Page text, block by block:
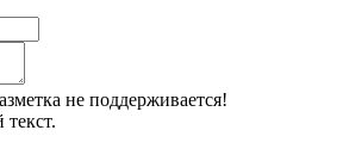
не поддерживается!